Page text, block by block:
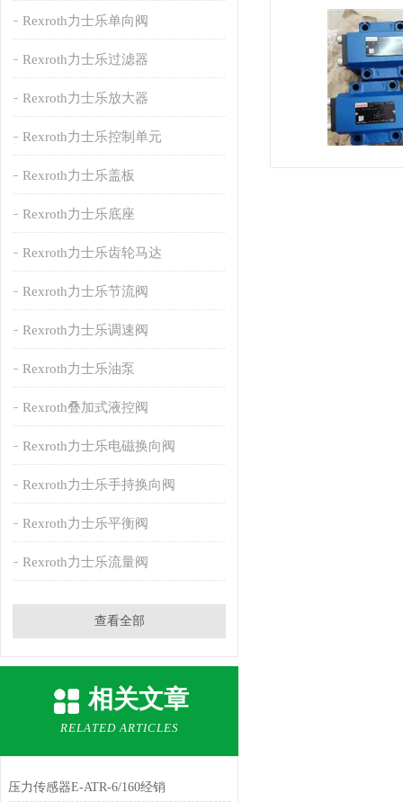
Rexroth力士乐单向阀
Rexroth力士乐过滤器
Rexroth力士乐放大器
Rexroth力士乐控制单元
Rexroth力士乐盖板
Rexroth力士乐底座
Rexroth力士乐齿轮马达
Rexroth力士乐节流阀
Rexroth力士乐调速阀
Rexroth力士乐油泵
Rexroth叠加式液控阀
Rexroth力士乐电磁换向阀
Rexroth力士乐手持换向阀
Rexroth力士乐平衡阀
Rexroth力士乐流量阀
查看全部
相关文章
RELATED ARTICLES
压力传感器E-ATR-6/160经销